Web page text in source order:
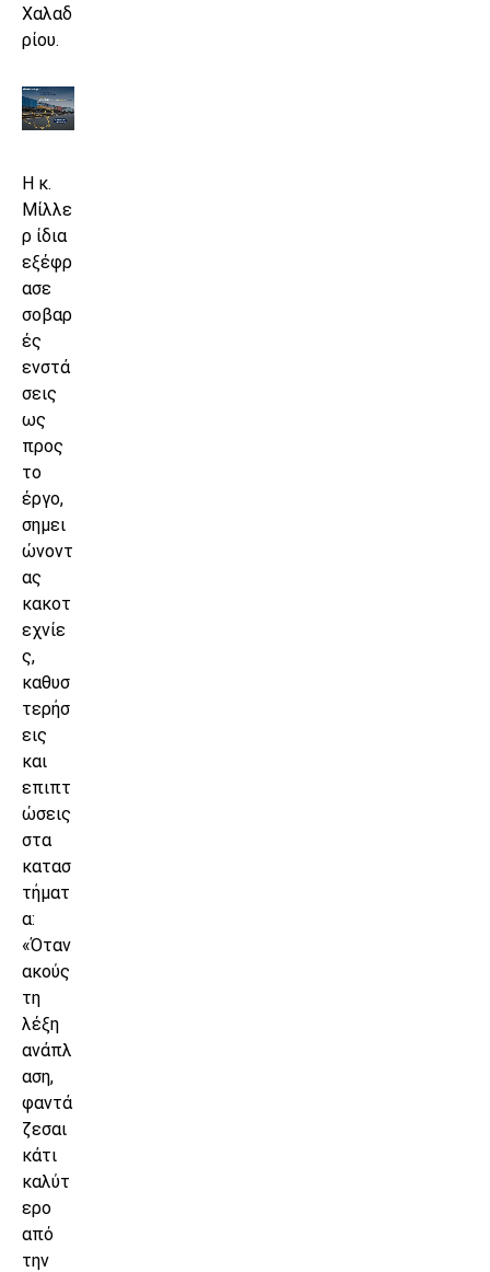
Χαλαδ
ρίου.
Η κ.
Μίλλε
ρ ίδια
εξέφρ
ασε
σοβαρ
ές
ενστά
σεις
ως
προς
το
έργο,
σημει
ώνοντ
ας
κακοτ
εχνίε
ς,
καθυσ
τερήσ
εις
και
επιπτ
ώσεις
στα
κατασ
τήματ
α:
«Όταν
ακούς
τη
λέξη
ανάπλ
αση,
φαντά
ζεσαι
κάτι
καλύτ
ερο
από
την